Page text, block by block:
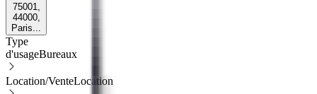
75001,
44000,
Paris...
Type
d'usageBureaux
Location/VenteLocation